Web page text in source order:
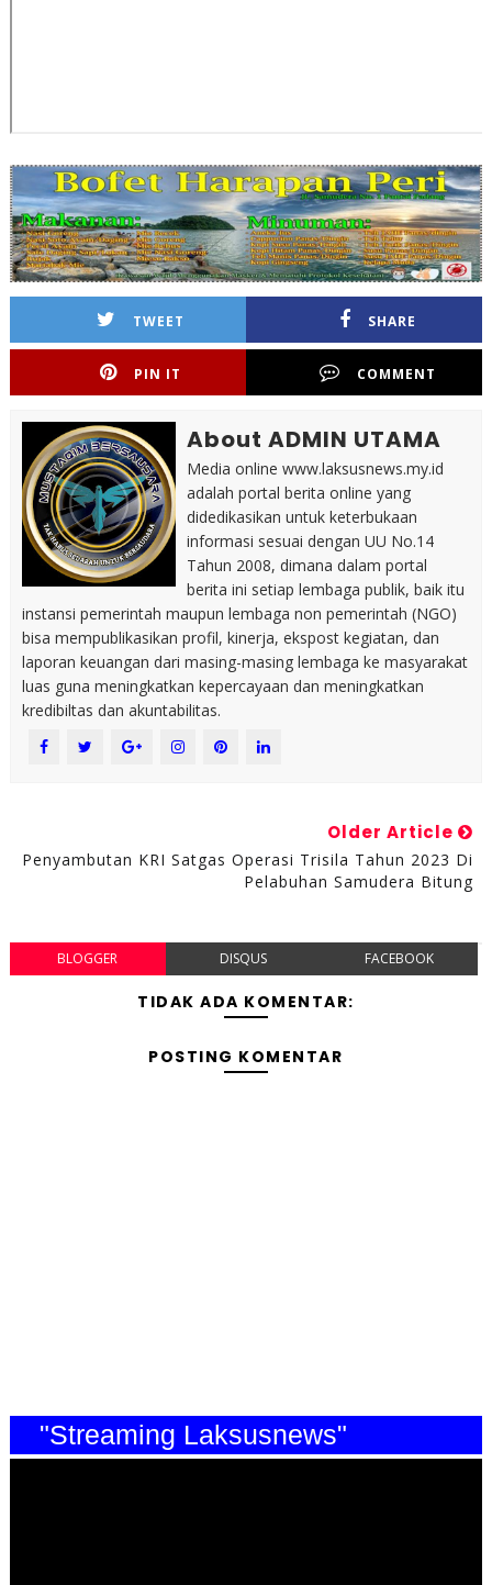
TWEET SHARE
PIN IT COMMENT
About ADMIN UTAMA
Media online www.laksusnews.my.id
adalah portal berita online yang
didedikasikan untuk keterbukaan
informasi sesuai dengan UU No.14
Tahun 2008, dimana dalam portal
berita ini setiap lembaga publik, baik itu
instansi pemerintah maupun lembaga non pemerintah (NGO)
bisa mempublikasikan profil, kinerja, ekspost kegiatan, dan
laporan keuangan dari masing-masing lembaga ke masyarakat
luas guna meningkatkan kepercayaan dan meningkatkan
kredibiltas dan akuntabilitas.
Older Article
Penyambutan KRI Satgas Operasi Trisila Tahun 2023 Di
Pelabuhan Samudera Bitung
BLOGGER DISQUS FACEBOOK
TIDAK ADA KOMENTAR:
POSTING KOMENTAR
"Streaming Laksusnews"